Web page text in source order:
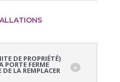
DE PROPRIÉTÉ)
PORTE FERME
LA REMPLACER